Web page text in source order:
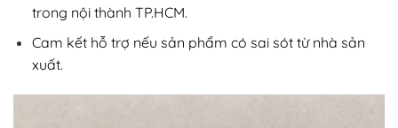
trong nội thành TP.HCM.
Cam kết hỗ trợ nếu sản phẩm có sai sót từ nhà sản
xuất.